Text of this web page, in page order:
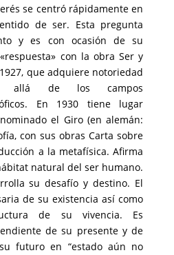
se centró rápidamente en
de ser. Esta pregunta
y es con ocasión de su
con la obra Ser y
que adquiere notoriedad
allá de los campos
En 1930 tiene lugar
el Giro (en alemán:
con sus obras Carta sobre
a la metafísica. Afirma
natural del ser humano.
su desafío y destino. El
de su existencia así como
de su vivencia. Es
de su presente y de
futuro en “estado aún no